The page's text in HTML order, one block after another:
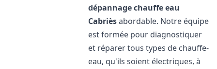
dépannage chauffe eau
Cabrièsabordable. Notre équipe
est formée pour diagnostiquer
et réparer tous types de chauffe-
eau, qu'ils soient électriques, à